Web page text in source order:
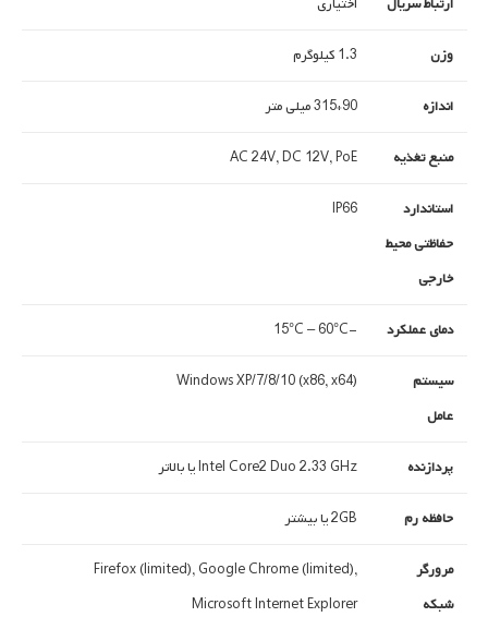
وزن 1.3 کیلوگرم
اندازه 90*315 میلی متر
منبع تغذیه AC 24V, DC 12V, PoE
استاندارد
حفاظتی محیط
خارجی
IP66
دمای عملکرد -15°C – 60°C
سیستم
عامل
Windows XP/7/8/10 (x86, x64)
پردازنده Intel Core2 Duo 2.33 GHz یا بالاتر
حافظه رم 2GB یا بیشتر
مرورگر
شبکه
Firefox (limited), Google Chrome (limited),
Microsoft Internet Explorer